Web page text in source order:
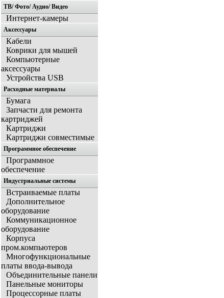
ТВ/ Фото/ Аудио/ Видео
Интернет-камеры
Аксессуары
Кабели
Коврики для мышей
Компьютерные
аксессуары
Устройства USB
Расходные материалы
Бумага
Запчасти для ремонта
картриджей
Картриджи
Картриджи совместимые
Программное обеспечение
Программное
обеспечение
Индустриальные системы
Встраиваемые платы
Дополнительное
оборудование
Коммуникационное
оборудование
Корпуса
пром.компьютеров
Многофункциональные
платы ввода-вывода
Объединительные панели
Панельные мониторы
Процессорные платы